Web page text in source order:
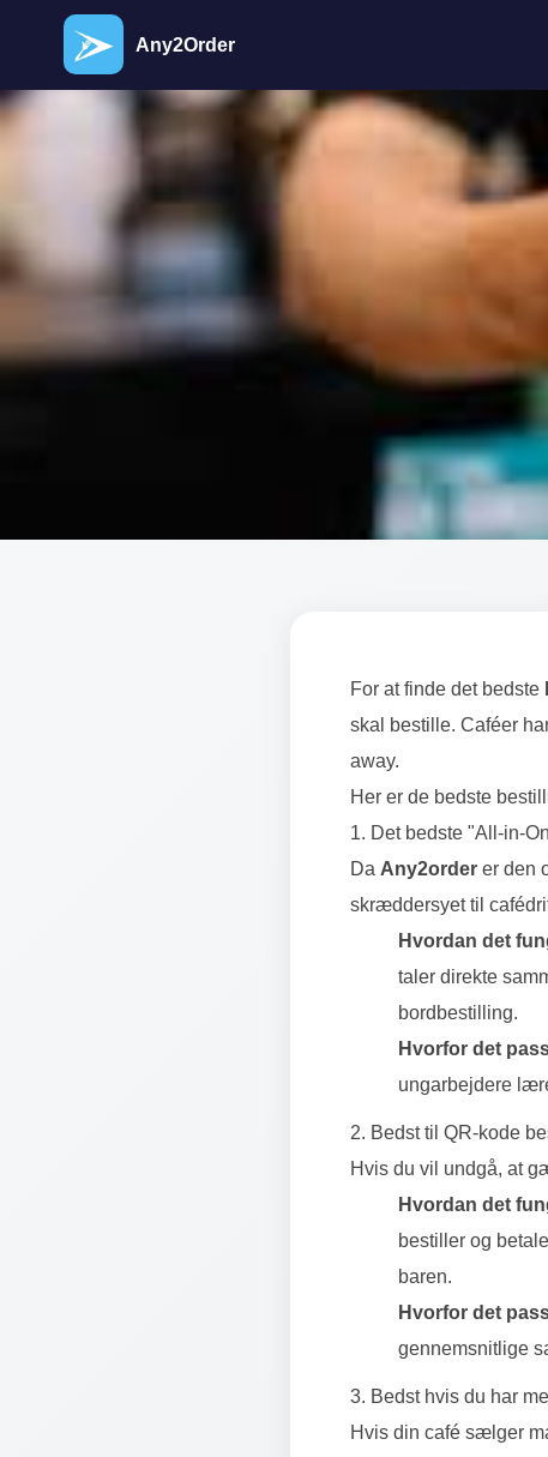
Any2Order
Hvilket
For at finde det bedste
skal bestille. Caféer
away.
Her er de bedste
1. Det bedste "All-in-
Da Any2order er den
skræddersyet til
Hvordan det
taler direkte
bordbestilling.
Hvorfor det
ungarbejdere
2. Bedst til QR-kode
Hvis du vil undgå, at
Hvordan det
bestiller og
baren.
Hvorfor det
gennemsnitlige
3. Bedst hvis du har
Hvis din café sælger